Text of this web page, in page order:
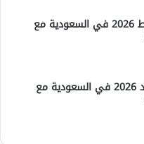
سلم رواتب الضباط 2026 في السعودية مع
سلم رواتب الافراد 2026 في السعودية مع